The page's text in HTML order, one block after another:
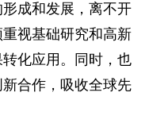
成和发展，离不开
视基础研究和高新
化应用。同时，也
合作，吸收全球先